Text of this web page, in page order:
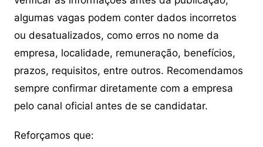
algumas vagas podem conter dados incorretos
ou desatualizados, como erros no nome da
empresa, localidade, remuneração, benefícios,
prazos, requisitos, entre outros. Recomendamos
sempre confirmar diretamente com a empresa
pelo canal oficial antes de se candidatar.
Reforçamos que: